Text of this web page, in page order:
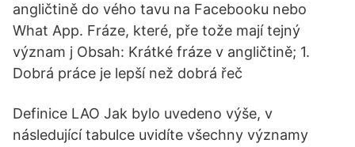
angličtině do vého tavu na Facebooku nebo
What App. Fráze, které, pře tože mají tejný
význam j Obsah: Krátké fráze v angličtině; 1.
Dobrá práce je lepší než dobrá řeč
Definice LAO Jak bylo uvedeno výše, v
následující tabulce uvidíte všechny významy